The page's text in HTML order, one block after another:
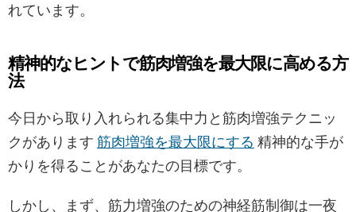
れています。
精神的なヒントで筋肉増強を最大限に高める方
法
今日から取り入れられる集中力と筋肉増強テクニッ
クがあります 筋肉増強を最大限にする 精神的な手が
かりを得ることがあなたの目標です。
しかし、まず、筋力増強のための神経筋制御は一夜